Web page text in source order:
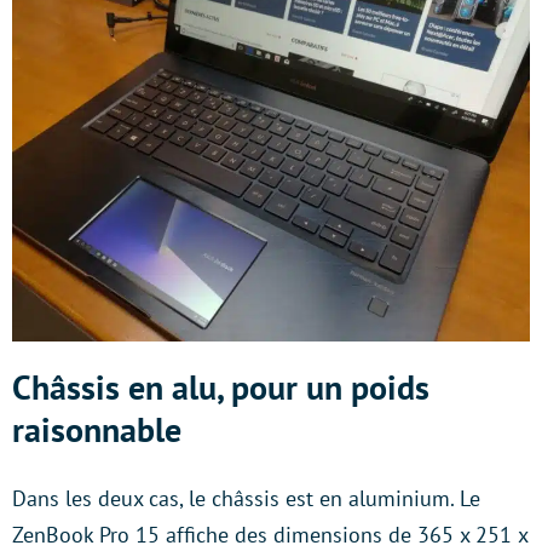
Châssis en alu, pour un poids
raisonnable
Dans les deux cas, le châssis est en aluminium. Le
ZenBook Pro 15 affiche des dimensions de 365 x 251 x